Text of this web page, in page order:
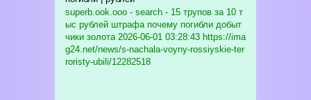
superb.ook.ooo - search - 15 трупов за 10 т
ыс рублей штрафа почему погибли добыт
чики золота2026-06-01 03:28:43 https://ima
g24.net/news/s-nachala-voyny-rossiyskie-ter
roristy-ubili/12282518